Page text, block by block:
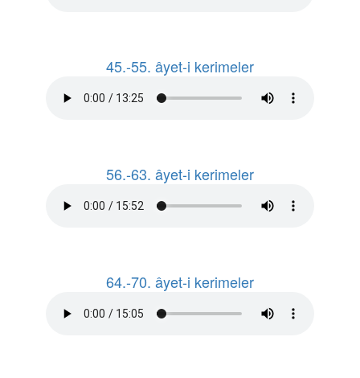
45.-55. âyet-i kerimeler
56.-63. âyet-i kerimeler
64.-70. âyet-i kerimeler